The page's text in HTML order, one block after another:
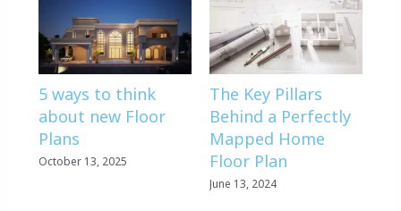
5 ways to think
about new Floor
Plans
October 13, 2025
The Key Pillars
Behind a Perfectly
Mapped Home
Floor Plan
June 13, 2024